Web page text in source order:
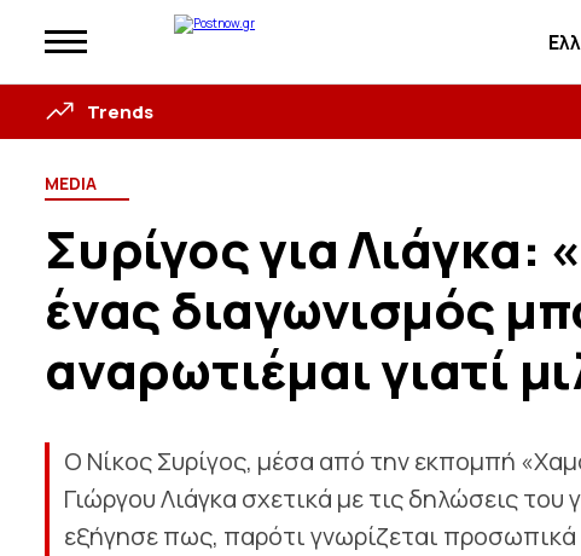
Trends
MEDIA
Συρίγος για Λιάγκα:
ένας διαγωνισμός
αναρωτιέμαι γιατί
Ο Νίκος Συρίγος, μέσα από την εκπομπή
Γιώργου Λιάγκα σχετικά με τις δηλώσεις
εξήγησε πως, παρότι γνωρίζεται